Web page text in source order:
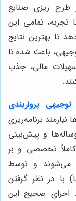
ریزی صنایع
تمامی این
تا بهترین نتایج
باعث شده تا
مالی، جذب
پرواربندی
برنامه‌ریزی
و پیش‌بینی
تخصصی و بر
می‌شوند و توسط
با در نظر گرفتن
اجرای صحیح این